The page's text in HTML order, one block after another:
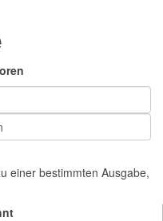
einer bestimmten Ausgabe,